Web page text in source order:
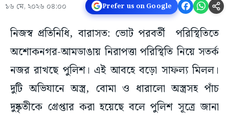
১৬ মে, ২০২৬ ০৪:০০ Prefer us on Google
নিজস্ব প্রতিনিধি, বারাসত: ভোট পরবর্তী পরিস্থিতিতে
অশোকনগর-আমডাঙায় নিরাপত্তা পরিস্থিতি নিয়ে সতর্ক
নজর রাখছে পুলিশ। এই আবহে বড়ো সাফল্য মিলল।
দুটি অভিযানে অস্ত্র, বোমা ও ধারালো অস্ত্রসহ পাঁচ
দুষ্কৃতীকে গ্রেপ্তার করা হয়েছে বলে পুলিশ সূত্রে জানা